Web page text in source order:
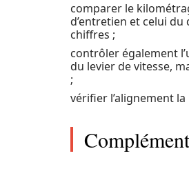
comparer le
d’entretien et celui
chiffres ;
contrôler également
du levier de vitesse,
;
vérifier l’alignement